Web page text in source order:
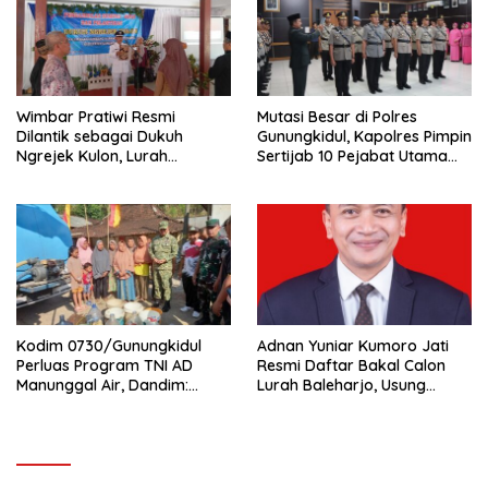
Wimbar Pratiwi Resmi
Dilantik sebagai Dukuh
Ngrejek Kulon, Lurah
Warga
Mutasi Besar di Polres
Gunungkidul, Kapolres Pimpin
Sertijab 10 Pejabat Utama
Kodim 0730/Gunungkidul
Perluas Program TNI AD
Manunggal Air, Dandim:
Adnan Yuniar Kumoro Jati
Resmi Daftar Bakal Calon
Lurah Baleharjo, Usung